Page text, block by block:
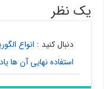
یک نظر
دنبال کنید : انواع
استفاده نهایی آن